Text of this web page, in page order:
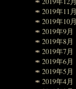
2019年11月
2019年10月
2019年9月
2019年8月
2019年7月
2019年6月
2019年5月
2019年4月